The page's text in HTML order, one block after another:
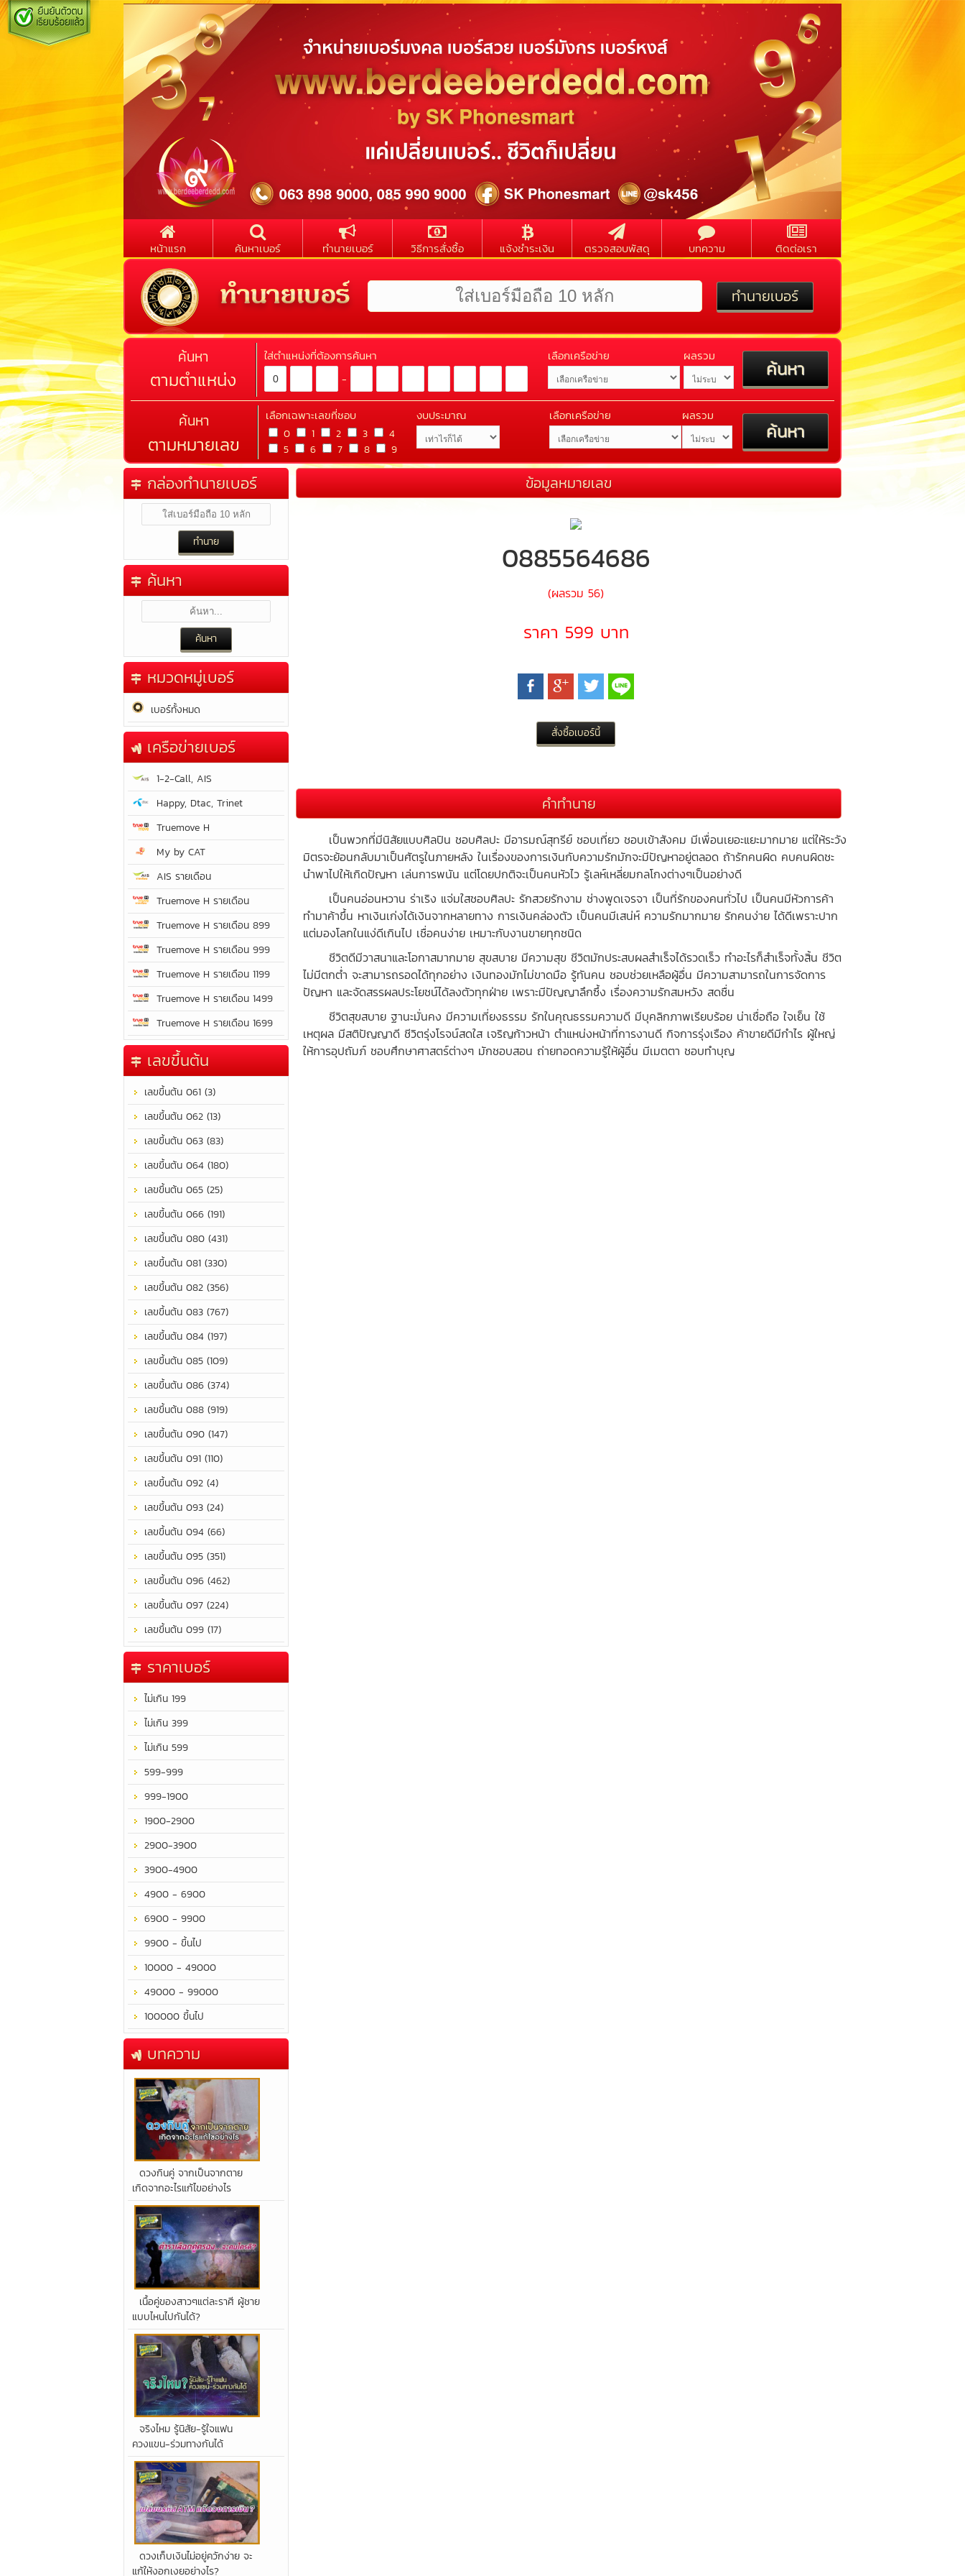
หน้าแรก ค้นหาเบอร์ ทำนายเบอร์ วิธีการสั่งซื้อ แจ้งชำระเงิน ตรวจสอบพัสดุ บทความ ติดต่อเรา
ค้นหา
ตามตำแหน่ง
ใส่ตำแหน่งที่ต้องการค้นหา
-
เลือกเครือข่าย ผลรวม
ค้นหา
ตามหมายเลข
เลือกเฉพาะเลขที่ชอบ
0 1 2 3
4
5
6 7 8 9
งบประมาณ เลือกเครือข่าย ผลรวม
กล่องทำนายเบอร์
ค้นหา
หมวดหมู่เบอร์
เบอร์ทั้งหมด
เครือข่ายเบอร์
1-2-Call, AIS
Happy, Dtac, Trinet
Truemove H
My by CAT
AIS รายเดือน
Truemove H รายเดือน
Truemove H รายเดือน 899
Truemove H รายเดือน 999
Truemove H รายเดือน 1199
Truemove H รายเดือน 1499
Truemove H รายเดือน 1699
เลขขึ้นต้น
เลขขึ้นต้น 061 (3)
เลขขึ้นต้น 062 (13)
เลขขึ้นต้น 063 (83)
เลขขึ้นต้น 064 (180)
เลขขึ้นต้น 065 (25)
เลขขึ้นต้น 066 (191)
เลขขึ้นต้น 080 (431)
เลขขึ้นต้น 081 (330)
เลขขึ้นต้น 082 (356)
เลขขึ้นต้น 083 (767)
เลขขึ้นต้น 084 (197)
เลขขึ้นต้น 085 (109)
เลขขึ้นต้น 086 (374)
เลขขึ้นต้น 088 (919)
เลขขึ้นต้น 090 (147)
เลขขึ้นต้น 091 (110)
เลขขึ้นต้น 092 (4)
เลขขึ้นต้น 093 (24)
เลขขึ้นต้น 094 (66)
เลขขึ้นต้น 095 (351)
เลขขึ้นต้น 096 (462)
เลขขึ้นต้น 097 (224)
เลขขึ้นต้น 099 (17)
ราคาเบอร์
ไม่เกิน 199
ไม่เกิน 399
ไม่เกิน 599
599-999
999-1900
1900-2900
2900-3900
3900-4900
4900 - 6900
6900 - 9900
9900 - ขึ้นไป
10000 - 49000
49000 - 99000
100000 ขึ้นไป
บทความ
​ดวงกินคู่ จากเป็นจากตาย
เกิดจากอะไรแก้ไขอย่างไร
เนื้อคู่ของสาวๆแต่ละราศี ผู้ชาย
แบบไหนไปกันได้?
จริงไหม รู้นิสัย-รู้ใจแฟน
ควงแขน-ร่วมทางกันได้
ดวงเก็บเงินไม่อยู่ควักง่าย จะ
แก้ให้งอกเงยอย่างไร?
ข้อมูลหมายเลข
0885564686
(ผลรวม 56)
ราคา 599 บาท
คำทำนาย
เป็นพวกที่มีนิสัยแบบศิลปิน ชอบศิลปะ มีอารมณ์สุทรีย์ ชอบเที่ยว ชอบเข้าสังคม มีเพื่อนเยอะแยะมากมาย แต่ให้ระวัง
มิตรจะย้อนกลับมาเป็นศัตรูในภายหลัง ในเรื่องของการเงินกับความรักมักจะมีปัญหาอยู่ตลอด ถ้ารักคนผิด คบคนผิดชะ
นำพาไปให้เกิดปัญหา เล่นการพนัน แต่โดยปกติจะเป็นคนหัวไว รู้เลห์เหลี่ยมกลโกงต่างๆเป็นอย่างดี
เป็นคนอ่อนหวาน ร่าเริง แจ่มใสชอบศิลปะ รักสวยรักงาม ช่างพูดเจรจา เป็นที่รักของคนทั่วไป เป็นคนมีหัวการค้า
ทำมาค้าขึ้น หาเงินเก่งได้เงินจากหลายทาง การเงินคล่องตัว เป็นคนมีเสน่ห์ ความรักมากมาย รักคนง่าย ได้ดีเพราะปาก
แต่มองโลกในแง่ดีเกินไป เชื่อคนง่าย เหมาะกับงานขายทุกชนิด
ชีวิตดีมีวาสนาและโอกาสมากมาย สุขสบาย มีความสุข ชีวิตมักประสบผลสำเร็จได้รวดเร็ว ทำอะไรก็สำเร็จทั้งสิ้น ชีวิต
ไม่มีตกต่ำ จะสามารถรอดได้ทุกอย่าง เงินทองมักไม่ขาดมือ รู้ทันคน ชอบช่วยเหลือผู้อื่น มีความสามารถในการจัดการ
ปัญหา และจัดสรรผลประโยชน์ได้ลงตัวทุกฝ่าย เพราะมีปัญญาลึกซึ้ง เรื่องความรักสมหวัง สดชื่น
ชีวิตสุขสบาย ฐานะมั่นคง มีความเที่ยงธรรม รักในคุณธรรมความดี มีบุคลิกภาพเรียบร้อย น่าเชื่อถือ ใจเย็น ใช้
เหตุผล มีสติปัญญาดี ชีวิตรุ่งโรจน์สดใส เจริญก้าวหน้า ตำแหน่งหน้าที่การงานดี กิจการรุ่งเรือง ค้าขายดีมีกำไร ผู้ใหญ่
ให้การอุปถัมภ์ ชอบศึกษาศาสตร์ต่างๆ มักชอบสอน ถ่ายทอดความรู้ให้ผู้อื่น มีเมตตา ชอบทำบุญ